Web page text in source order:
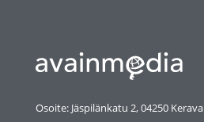
Osoite: Jäspilänkatu 2, 04250 Kerava